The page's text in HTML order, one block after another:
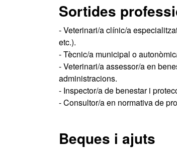
Sortides
- Veterinari/a clínic/a
etc.).
- Tècnic/a municipal o
- Veterinari/a assessor/a en
administracions.
- Inspector/a de benestar i
- Consultor/a en normativa de
Beques i ajuts